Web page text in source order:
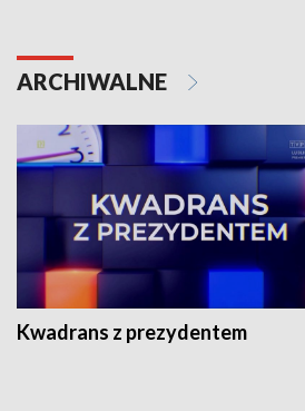
ARCHIWALNE
Kwadrans z prezydentem